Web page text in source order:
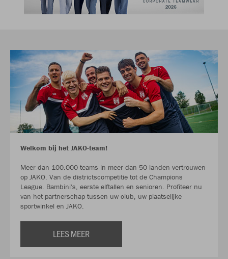
Welkom bij het JAKO-team!
Meer dan 100.000 teams in meer dan 50 landen vertrouwen
op JAKO. Van de districtscompetitie tot de Champions
League. Bambini's, eerste elftallen en senioren. Profiteer nu
van het partnerschap tussen uw club, uw plaatselijke
sportwinkel en JAKO.
LEES MEER